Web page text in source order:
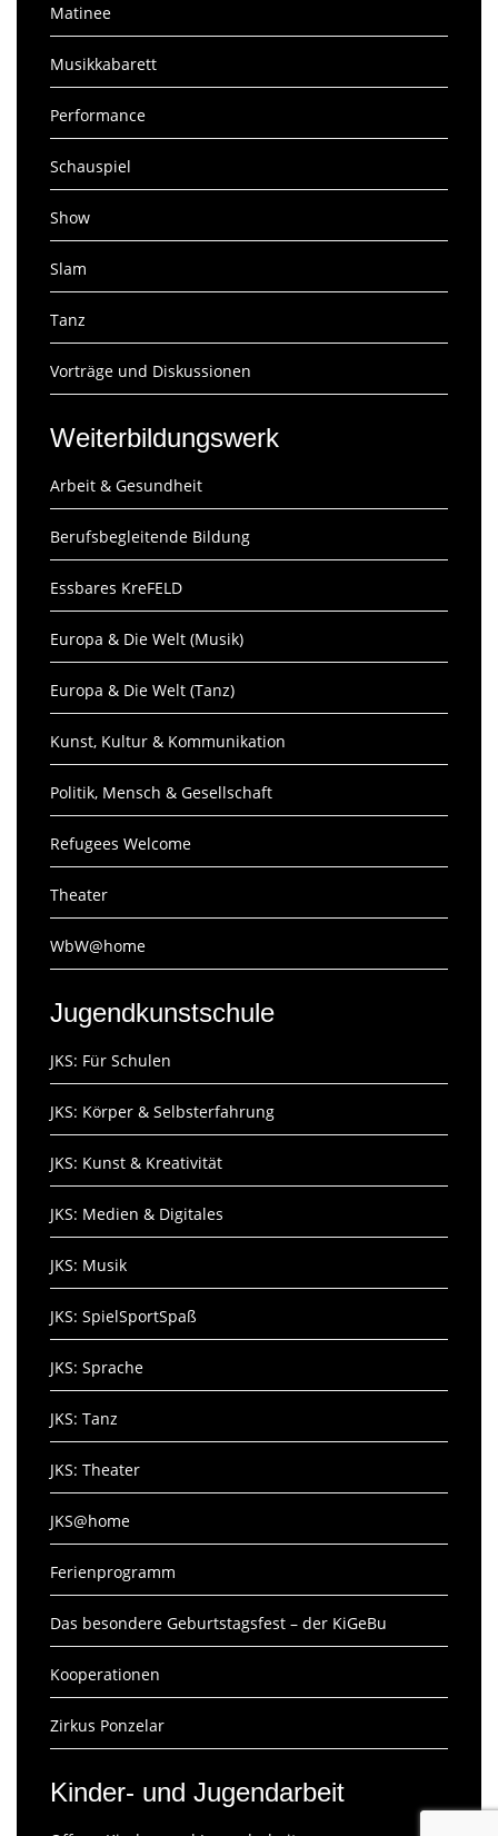
Matinee
Musikkabarett
Performance
Schauspiel
Show
Slam
Tanz
Vorträge und Diskussionen
Weiterbildungswerk
Arbeit & Gesundheit
Berufsbegleitende Bildung
Essbares KreFELD
Europa & Die Welt (Musik)
Europa & Die Welt (Tanz)
Kunst, Kultur & Kommunikation
Politik, Mensch & Gesellschaft
Refugees Welcome
Theater
WbW@home
Jugendkunstschule
JKS: Für Schulen
JKS: Körper & Selbsterfahrung
JKS: Kunst & Kreativität
JKS: Medien & Digitales
JKS: Musik
JKS: SpielSportSpaß
JKS: Sprache
JKS: Tanz
JKS: Theater
JKS@home
Ferienprogramm
Das besondere Geburtstagsfest – der KiGeBu
Kooperationen
Zirkus Ponzelar
Kinder- und Jugendarbeit